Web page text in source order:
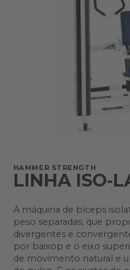
HAMMER STRENGTH
LINHA ISO-
A máquina de bíceps
peso separadas, que
divergentes e
por baixop e o eixo
de movimento natural e